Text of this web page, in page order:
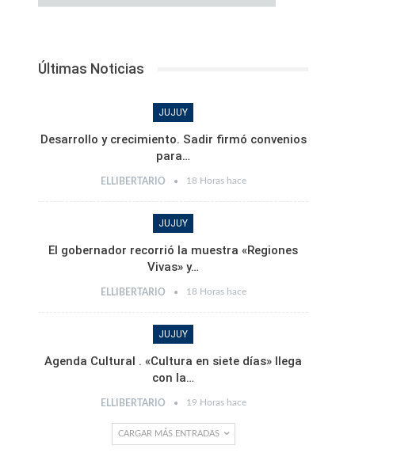
Últimas Noticias
JUJUY
Desarrollo y crecimiento. Sadir firmó convenios
para…
ELLIBERTARIO 18 Horas hace
JUJUY
El gobernador recorrió la muestra «Regiones
Vivas» y…
ELLIBERTARIO 18 Horas hace
JUJUY
Agenda Cultural . «Cultura en siete días» llega
con la…
ELLIBERTARIO 19 Horas hace
CARGAR MÁS ENTRADAS